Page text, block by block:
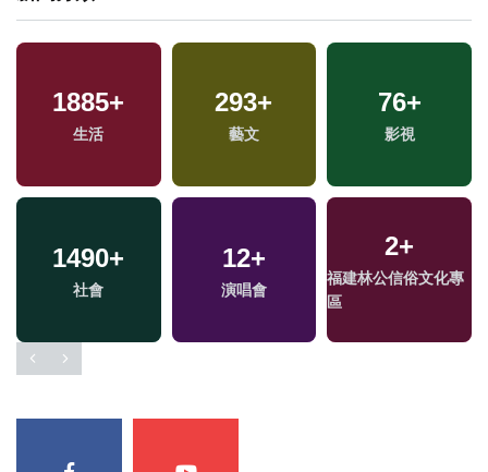
1267+
政治
778+
文教
1+
兩岸藝苑天地
19+
評論
41 +
兩岸道教文化交流專
36+
2024立委選戰